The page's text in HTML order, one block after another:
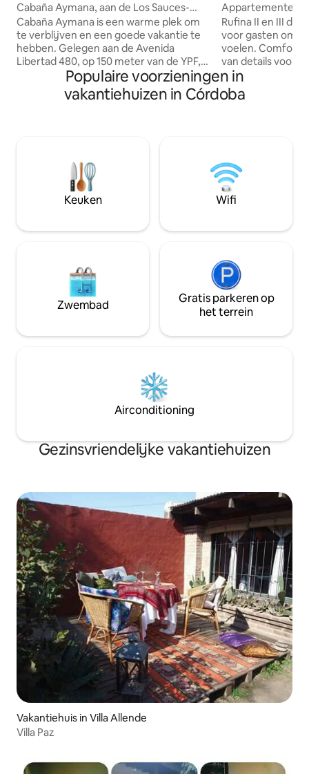
Cabaña Aymana, aan de Los Sauces-
rivier. Nono
Cabaña Aymana is een warme plek om
te verblijven en een goede vakantie te
hebben. Gelegen aan de Avenida
Libertad 480, op 150 meter van de YPF,
met uitzicht op de rivier, op 400 meter
van het plein, waar elke dag in het
seizoen ambachtelijke beurzen zijn,
prachtige plekken zal voorstellen die je
kunt bezoeken in deze regio van de
vallei van Traslasierra, met zijn rivieren
en bergen. Je bent welkom.
Appartementen
centraal
Rufina II en III die
voor gasten om
voelen. Comfortabel en licht. Voorzien
van details voor
heeft twee
bedden.
ervaring te
een steenworp
Sol. Allemaal
Populaire voorzieningen in
vakantiehuizen in Córdoba
Keuken Wifi
Zwembad
Gratis parkeren op
het terrein
Airconditioning
Gezinsvriendelijke vakantiehuizen
Vakantiehuis in Villa Allende
Villa Paz